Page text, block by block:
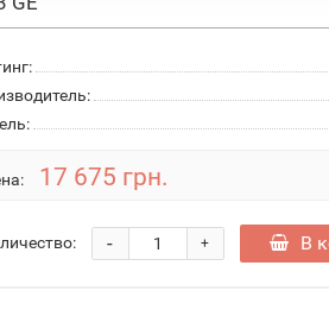
17 675 грн.
+
- В